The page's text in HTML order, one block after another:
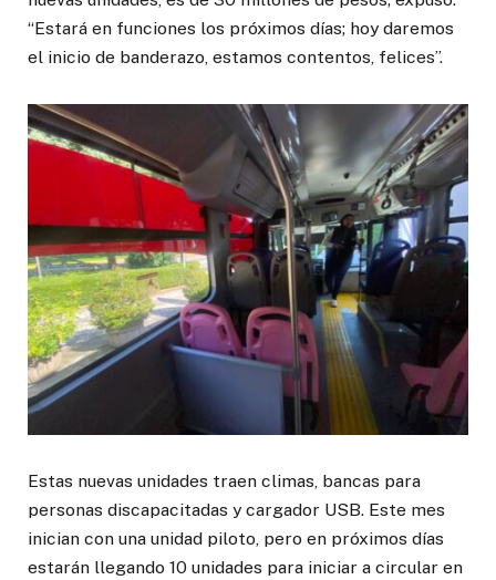
“Estará en funciones los próximos días; hoy daremos
el inicio de banderazo, estamos contentos, felices”.
Estas nuevas unidades traen climas, bancas para
personas discapacitadas y cargador USB. Este mes
inician con una unidad piloto, pero en próximos días
estarán llegando 10 unidades para iniciar a circular en